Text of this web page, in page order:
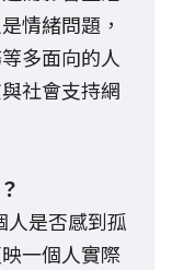
情緒問題，
多面向的人
社會支持網
人是否感到孤
一個人實際